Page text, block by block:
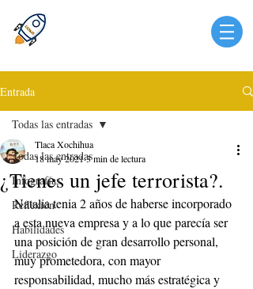
Entrada
Todas las entradas
Infografías
Reflexión
Habilidades
Liderazgo
Todas las entradas
¿Tienes un jefe terrorista?.
Tlaca Xochihua
18 may 20213 min de lectura
Natalia tenia 2 años de haberse incorporado
a esta nueva empresa y a lo que parecía ser
una posición de gran desarrollo personal,
muy prometedora, con mayor
responsabilidad, mucho más estratégica y